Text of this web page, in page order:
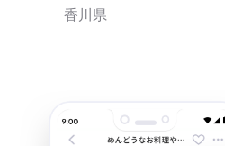
香川県